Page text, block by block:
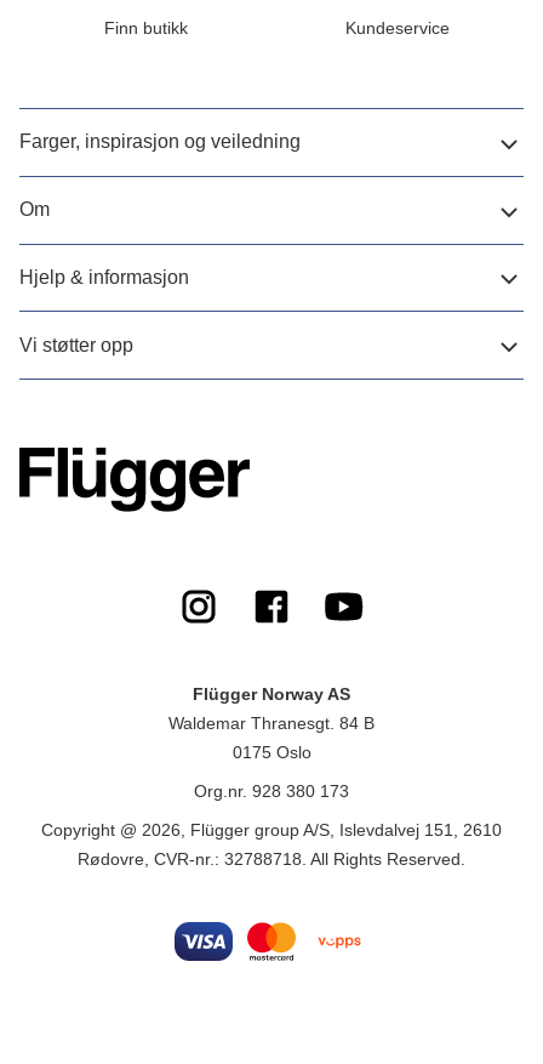
Finn butikk Kundeservice
Farger, inspirasjon og veiledning
Om
Hjelp & informasjon
Vi støtter opp
Flügger Norway AS
Waldemar Thranesgt. 84 B
0175 Oslo
Org.nr. 928 380 173
Copyright @ 2026, Flügger group A/S, Islevdalvej 151, 2610
Rødovre, CVR-nr.: 32788718. All Rights Reserved.